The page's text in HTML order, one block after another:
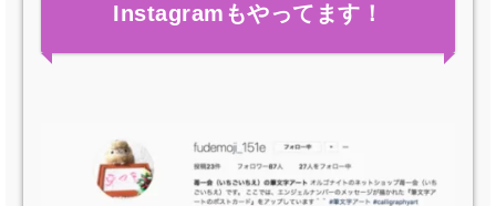
Instagramもやってます！